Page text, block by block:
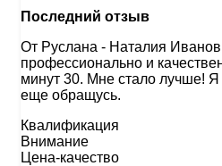
Последний отзыв
От Руслана - Наталия
профессионально и
минут 30. Мне стало лучше!
еще обращусь.
Квалификация
Внимание
Цена-качество